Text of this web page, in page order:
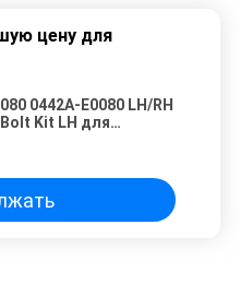
цену для
0442A-E0080 LH/RH
Bolt Kit LH для
для грузовиков